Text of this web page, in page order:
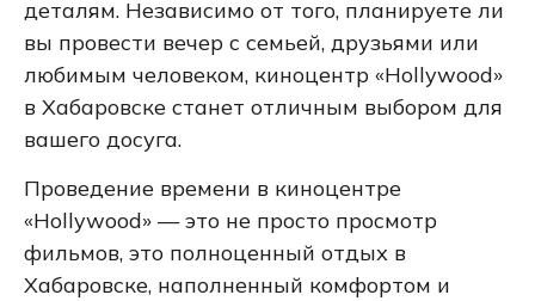
деталям. Независимо от того, планируете ли
вы провести вечер с семьей, друзьями или
любимым человеком, киноцентр «Hollywood»
в Хабаровске станет отличным выбором для
вашего досуга.
Проведение времени в киноцентре
«Hollywood» — это не просто просмотр
фильмов, это полноценный отдых в
Хабаровске, наполненный комфортом и